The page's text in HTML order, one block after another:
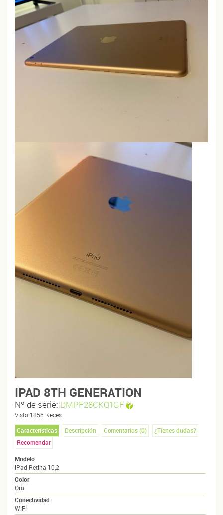
IPAD 8TH GENERATION
Nº de serie: DMPF28CKQ1GF
Visto 1855 veces
Características
Descripción Comentarios (0)
¿Tienes dudas?
Recomendar
Modelo
iPad Retina 10,2
Color
Oro
Conectividad
WiFi